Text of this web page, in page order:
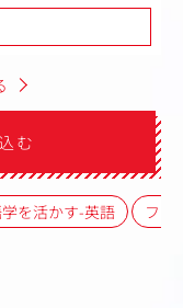
む
を活かす-英語 フレ